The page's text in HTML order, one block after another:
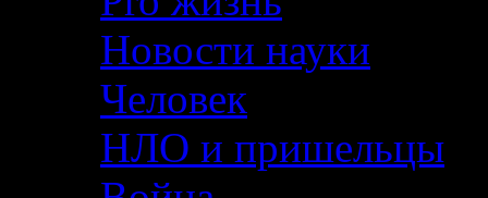
Новости науки
Человек
НЛО и пришельцы